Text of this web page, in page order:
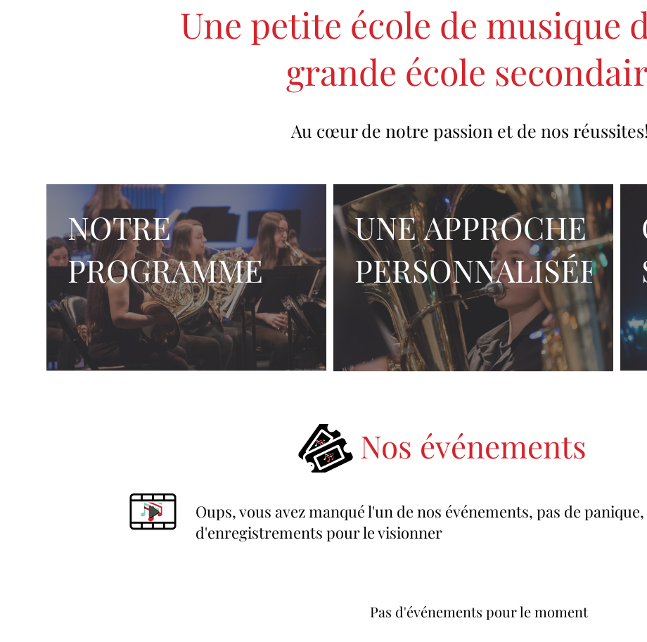
NOTRE
PROGRAMME
UNE APPROCHE
PERSONNALISÉE
Au cœur de notre passion et de nos réussites!
Une petite école de musique
grande école
Nos événements
Oups, vous avez manqué l'un de nos événements, pas de
d'enregistrements pour le visionner
Pas d'événements pour le moment